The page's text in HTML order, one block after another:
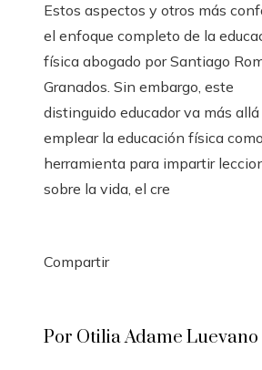
Estos aspectos y otros más
el enfoque completo de la
física abogado por Santiago
Granados. Sin embargo, este
distinguido educador va más allá
emplear la educación física
herramienta para impartir
sobre la vida, el cre
Compartir
Por Otilia Adame Luevano